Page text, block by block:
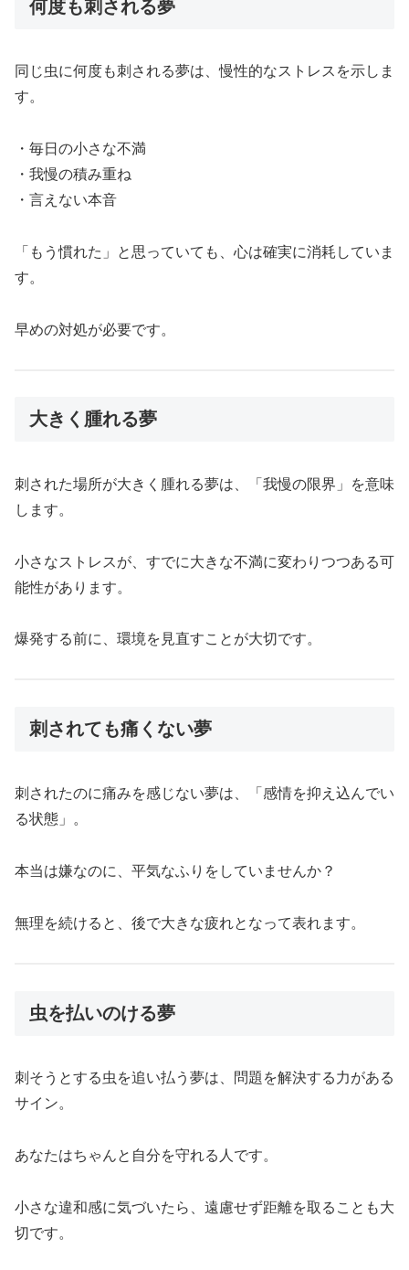
何度も刺される夢
同じ虫に何度も刺される夢は、慢性的なストレスを示しま
す。
・毎日の小さな不満
・我慢の積み重ね
・言えない本音
「もう慣れた」と思っていても、心は確実に消耗していま
す。
早めの対処が必要です。
大きく腫れる夢
刺された場所が大きく腫れる夢は、「我慢の限界」を意味
します。
小さなストレスが、すでに大きな不満に変わりつつある可
能性があります。
爆発する前に、環境を見直すことが大切です。
刺されても痛くない夢
刺されたのに痛みを感じない夢は、「感情を抑え込んでい
る状態」。
本当は嫌なのに、平気なふりをしていませんか？
無理を続けると、後で大きな疲れとなって表れます。
虫を払いのける夢
刺そうとする虫を追い払う夢は、問題を解決する力がある
サイン。
あなたはちゃんと自分を守れる人です。
小さな違和感に気づいたら、遠慮せず距離を取ることも大
切です。